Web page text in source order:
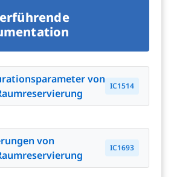
von
IC1514
von
IC1693